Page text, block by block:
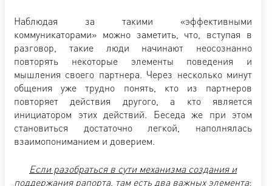
Наблюдая за такими «эффективными
коммуникаторами» можно заметить, что, вступая в
разговор, такие люди начинают неосознанно
повторять некоторые элементы поведения и
мышления своего партнера. Через несколько минут
общения уже трудно понять, кто из партнеров
повторяет действия другого, а кто является
инициатором этих действий. Беседа же при этом
становиться достаточно легкой, наполнялась
взаимопониманием и доверием.
Если разобраться в сути механизма создания и
поддержания рапорта, там есть два важных элемента: